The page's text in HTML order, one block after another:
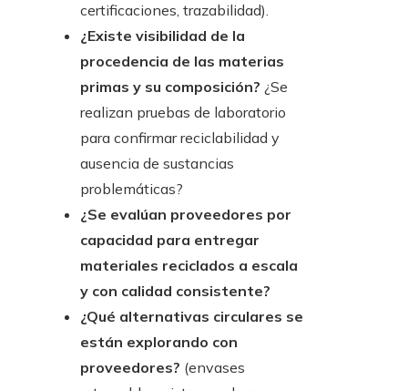
certificaciones, trazabilidad).
¿Existe visibilidad de la
procedencia de las materias
primas y su composición? ¿Se
realizan pruebas de laboratorio
para confirmar reciclabilidad y
ausencia de sustancias
problemáticas?
¿Se evalúan proveedores por
capacidad para entregar
materiales reciclados a escala
y con calidad consistente?
¿Qué alternativas circulares se
están explorando con
proveedores? (envases